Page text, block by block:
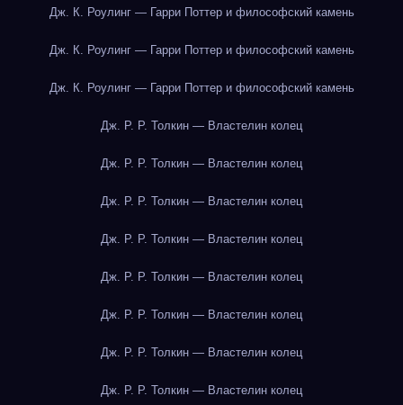
Дж. К. Роулинг — Гарри Поттер и философский камень
Дж. К. Роулинг — Гарри Поттер и философский камень
Дж. К. Роулинг — Гарри Поттер и философский камень
Дж. Р. Р. Толкин — Властелин колец
Дж. Р. Р. Толкин — Властелин колец
Дж. Р. Р. Толкин — Властелин колец
Дж. Р. Р. Толкин — Властелин колец
Дж. Р. Р. Толкин — Властелин колец
Дж. Р. Р. Толкин — Властелин колец
Дж. Р. Р. Толкин — Властелин колец
Дж. Р. Р. Толкин — Властелин колец